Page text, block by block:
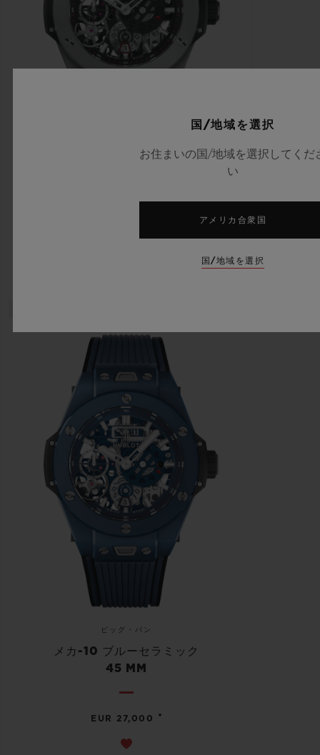
ビッグ・バン
メカ-10 ブルーセラミック
45 MM
EUR 27,000 •
国/地域を選択
お住まいの国/地域を選択してくだ
い
アメリカ合衆国
国/地域を選択